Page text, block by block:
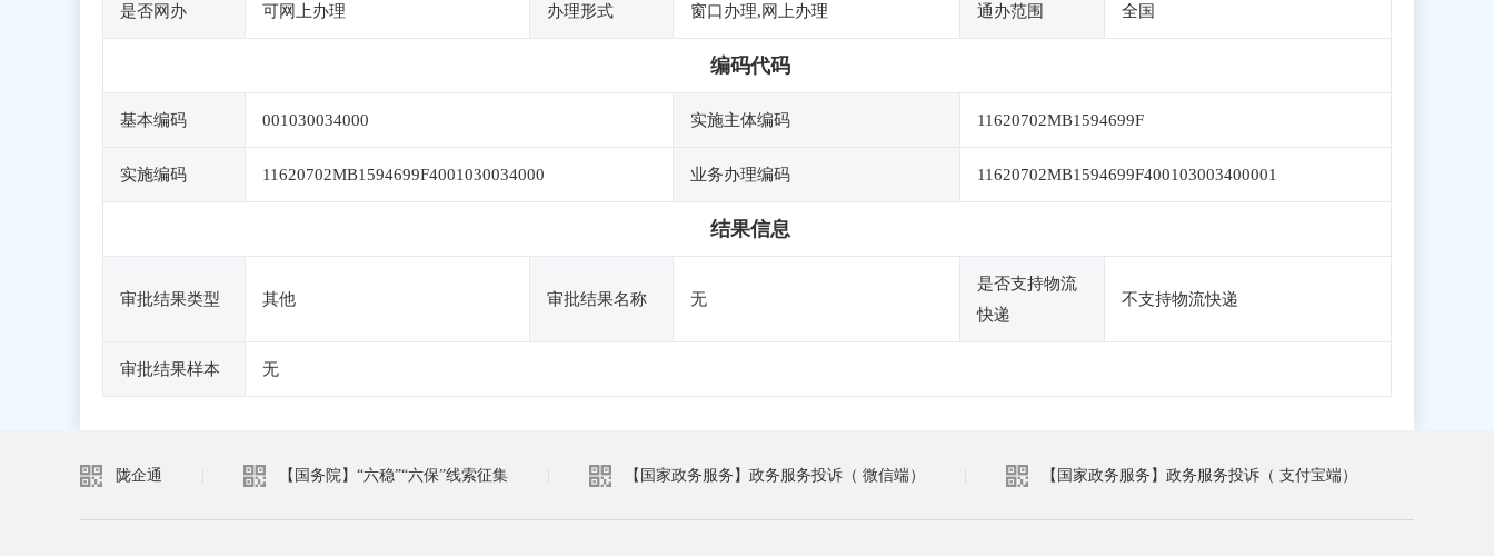
是否网办 可网上办理 办理形式 窗口办理,网上办理 通办范围 全国
编码代码
基本编码 001030034000 实施主体编码 11620702MB1594699F
实施编码 11620702MB1594699F4001030034000 业务办理编码 11620702MB1594699F400103003400001
结果信息
审批结果类型 其他 审批结果名称 无
是否支持物流
快递
不支持物流快递
审批结果样本 无
陇企通 【国务院】“六稳”“六保”线索征集 【国家政务服务】政务服务投诉（ 微信端） 【国家政务服务】政务服务投诉（ 支付宝端）